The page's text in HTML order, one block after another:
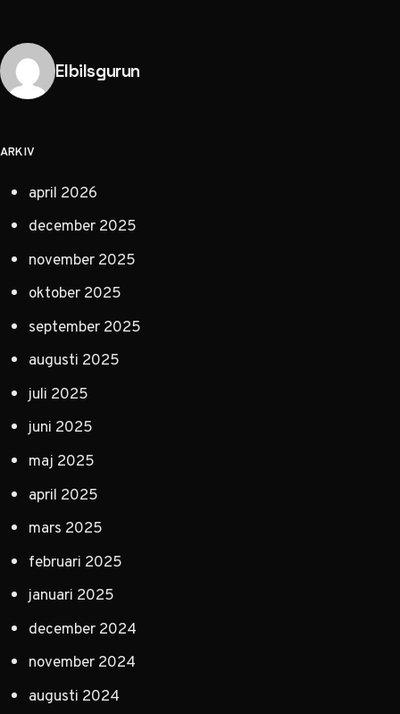
Publicerad av
Elbilsgurun
ARKIV
april 2026
december 2025
november 2025
oktober 2025
september 2025
augusti 2025
juli 2025
juni 2025
maj 2025
april 2025
mars 2025
februari 2025
januari 2025
december 2024
november 2024
augusti 2024